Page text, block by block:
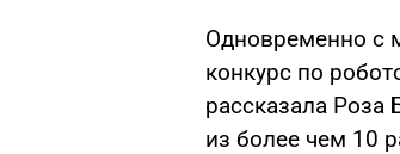
Одновременно с
конкурс по
рассказала Роза
из более чем 10